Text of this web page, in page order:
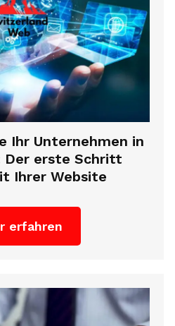
Ihr Unternehmen in
Der erste Schritt
Ihrer Website
erfahren